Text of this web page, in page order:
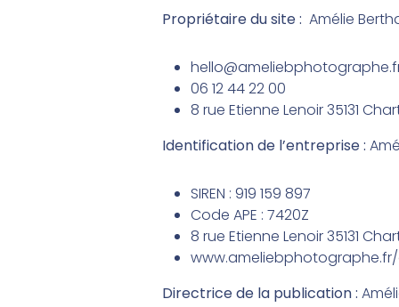
Propriétaire du site : Amélie
06 12 44 22 00
8 rue Etienne Lenoir 35131
Identification de l’entreprise :
SIREN : 919 159 897
Code APE : 7420Z
8 rue Etienne Lenoir 35131
Directrice de la publication :